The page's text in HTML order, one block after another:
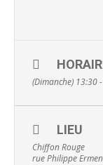
(Dimanche) 13:30
LIEU
Chiffon Rouge
rue Philippe